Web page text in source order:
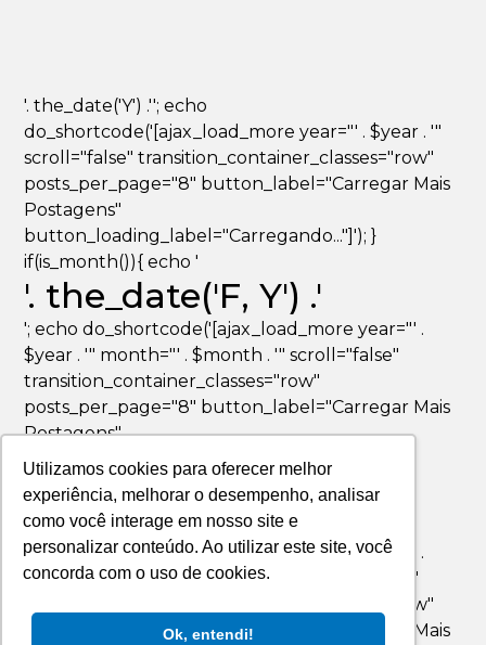
Utilizamos cookies para oferecer melhor
experiência, melhorar o desempenho, analisar
como você interage em nosso site e
personalizar conteúdo. Ao utilizar este site, você
concorda com o uso de cookies.
Ok, entendi!
'. the_date('Y') .''; echo
do_shortcode('[ajax_load_more year="' . $year . '"
scroll="false" transition_container_classes="row"
posts_per_page="8" button_label="Carregar Mais
Postagens"
button_loading_label="Carregando..."]'); }
if(is_month()){ echo '
'. the_date('F, Y') .'
'; echo do_shortcode('[ajax_load_more year="' .
$year . '" month="' . $month . '" scroll="false"
transition_container_classes="row"
posts_per_page="8" button_label="Carregar Mais
Postagens"
button_loading_label="Carregando..."]'); }
if(is_day()){ echo '
'. the_date('F jS, Y') .'
'; echo do_shortcode('[ajax_load_more year="' .
$year . '" month="' . $month . '" day="' . $day . '"
scroll="false" transition_container_classes="row"
posts_per_page="8" button_label="Carregar Mais